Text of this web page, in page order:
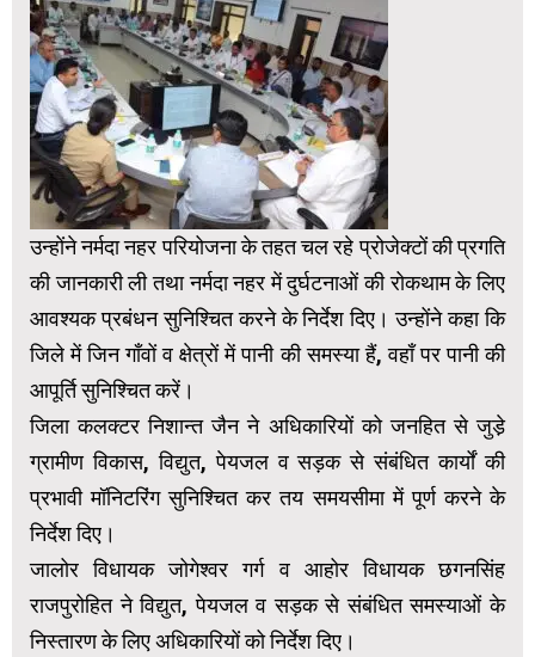
उन्होंने नर्मदा नहर परियोजना के तहत चल रहे प्रोजेक्टों की प्रगति
की जानकारी ली तथा नर्मदा नहर में दुर्घटनाओं की रोकथाम के लिए
आवश्यक प्रबंधन सुनिश्चित करने के निर्देश दिए। उन्होंने कहा कि
जिले में जिन गाँवों व क्षेत्रों में पानी की समस्या हैं, वहाँ पर पानी की
आपूर्ति सुनिश्चित करें।
जिला कलक्टर निशान्त जैन ने अधिकारियों को जनहित से जुडे़
ग्रामीण विकास, विद्युत, पेयजल व सड़क से संबंधित कार्यों की
प्रभावी मॉनिटरिंग सुनिश्चित कर तय समयसीमा में पूर्ण करने के
निर्देश दिए।
जालोर विधायक जोगेश्वर गर्ग व आहोर विधायक छगनसिंह
राजपुरोहित ने विद्युत, पेयजल व सड़क से संबंधित समस्याओं के
निस्तारण के लिए अधिकारियों को निर्देश दिए।